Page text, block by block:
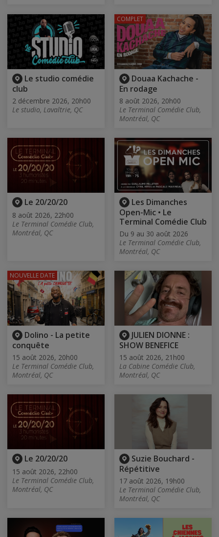
Le studio comédie
club
2 décembre 2026, 20h00
Le studio, Lavaltrie, QC
Douaa Kachache -
En rodage
8 août 2026, 20h00
Le Terminal Comédie Club,
Montréal, QC
COMPLET
Le 20/20/20
8 août 2026, 22h00
Le Terminal Comédie Club,
Montréal, QC
Les Dimanches
Open-Mic • Le
Terminal Comédie Club
Du 9 au 30 août 2026
Le Terminal Comédie Club,
Montréal, QC
Dolino - La petite
conquête
15 août 2026, 20h00
Le Terminal Comédie Club,
Montréal, QC
NOUVELLE DATE
JULIEN DIONNE :
SHOW BENEFICE
15 août 2026, 21h00
La Cabine Comédie Club,
Montréal, QC
Le 20/20/20
15 août 2026, 22h00
Le Terminal Comédie Club,
Montréal, QC
Suzie Bouchard -
Répétitive
17 août 2026, 19h00
Le Terminal Comédie Club,
Montréal, QC